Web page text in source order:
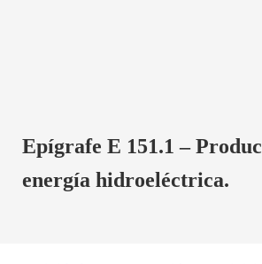
Epígrafe E 151.1 –
energía hidroeléctrica.